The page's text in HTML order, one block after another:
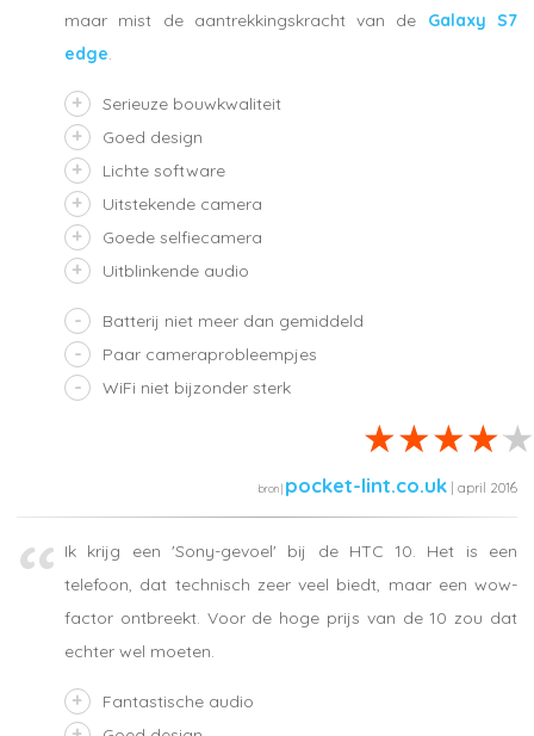
maar mist de aantrekkingskracht van de Galaxy S7
edge.
Serieuze bouwkwaliteit
Goed design
Lichte software
Uitstekende camera
Goede selfiecamera
Uitblinkende audio
Batterij niet meer dan gemiddeld
Paar cameraprobleempjes
WiFi niet bijzonder sterk
pocket-lint.co.uk | april 2016
Ik krijg een 'Sony-gevoel' bij de HTC 10. Het is een
telefoon, dat technisch zeer veel biedt, maar een wow-
factor ontbreekt. Voor de hoge prijs van de 10 zou dat
echter wel moeten.
Fantastische audio